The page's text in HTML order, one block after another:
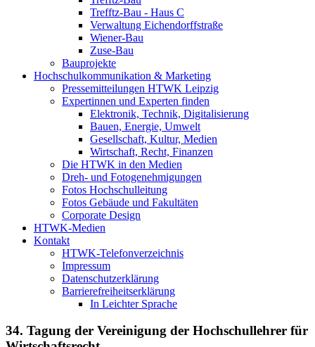
Trefftz-Bau - Haus C
Verwaltung Eichendorffstraße
Wiener-Bau
Zuse-Bau
Bauprojekte
Hochschulkommunikation & Marketing
Pressemitteilungen HTWK Leipzig
Expertinnen und Experten finden
Elektronik, Technik, Digitalisierung
Bauen, Energie, Umwelt
Gesellschaft, Kultur, Medien
Wirtschaft, Recht, Finanzen
Die HTWK in den Medien
Dreh- und Fotogenehmigungen
Fotos Hochschulleitung
Fotos Gebäude und Fakultäten
Corporate Design
HTWK-Medien
Kontakt
HTWK-Telefonverzeichnis
Impressum
Datenschutzerklärung
Barrierefreiheitserklärung
In Leichter Sprache
34. Tagung der Vereinigung der Hochschullehrer für